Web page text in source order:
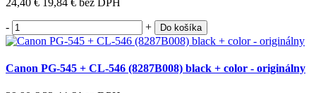
24,40 € 19,84 € bez DPH
- + Do košíka
Canon PG-545 + CL-546 (8287B008) black + color - originálny